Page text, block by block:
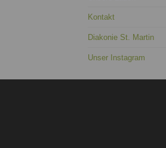
Kontakt
Diakonie St. Martin
Unser Instagram